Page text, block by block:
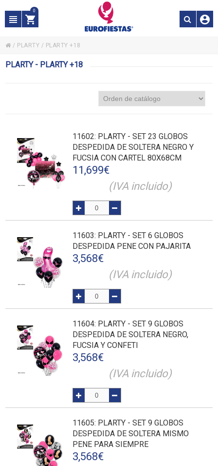
0
/ PLARTY / PLARTY +18
PLARTY - PLARTY +18
11602: PLARTY - SET 23 GLOBOS
DESPEDIDA DE SOLTERA NEGRO Y
FUCSIA CON CARTEL 80X68CM
11,699€
(IVA incluido)
11603: PLARTY - SET 6 GLOBOS
DESPEDIDA PENE CON PAJARITA
3,568€
(IVA incluido)
11604: PLARTY - SET 9 GLOBOS
DESPEDIDA DE SOLTERA NEGRO,
FUCSIA Y CONFETI
3,568€
(IVA incluido)
11605: PLARTY - SET 9 GLOBOS
DESPEDIDA DE SOLTERA MISMO
PENE PARA SIEMPRE
3,568€